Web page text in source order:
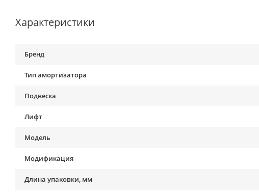
Характеристики
Бренд
Тип амортизатора
Подвеска
Лифт
Модель
Модификация
Длина упаковки, мм